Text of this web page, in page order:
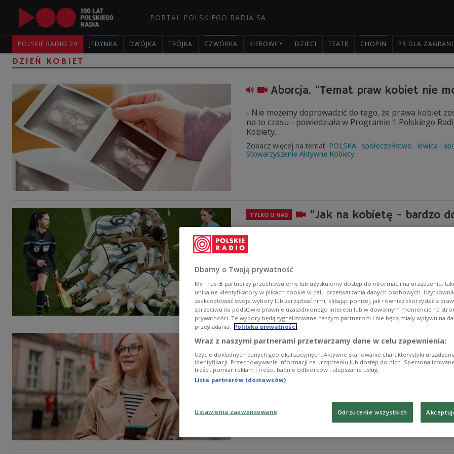
PORTAL POLSKIEGO RADIA SA
POLSKIE RADIO 24 JEDYNKA DWÓJKA TRÓJKA CZWÓRKA KIEROWCY DZIECI TEATR CHOPIN PR DLA
DZIEŃ KOBIET
Aborcja. "Temat praw kobiet nie
- Nie możemy doprowadzić do tego, że prawa kobiet
na to czasu - powiedziała w Programie 1 Polskiego
Kobiety.
Zobacz więcej na temat: POLSKA społeczeństwo lewica
Stowarzyszenie Aktywne Kobiety
TYLKO U NAS "Jak na kobietę - bardzo
Ponad dekadę temu Mike Newell, trener Luton Town,
piłkarskich boiskach kobiet. "Nie nadają się do
niekompetentnych sędziów, nie musimy jeszcze
najlepszych arbitrów świata Szymon Marciniak mówi:
Zobacz więcej na temat: Piłka nożna Szymon Marciniak
Internet, edukacja, kariera, rodzina.
Znamy wyniki badania ankietowego "Jakie są
tym, jak wzorce wychowania i edukacji oraz wpływ
Zobacz więcej na temat:
Dbamy o Twoją prywatność
My i nasi 5 partnerzy przechowujemy lub uzyskujemy dostęp do informacji na urządzeniu,
unikalne identyfikatory w plikach cookie w celu przetwarzania danych osobowych.
zaakceptować swoje wybory lub zarządzać nimi, klikając poniżej, jak również skorzystać z
sprzeciwu na podstawie prawnie uzasadnionego interesu lub w dowolnym momencie na
prywatności. Te wybory będą sygnalizowane naszym partnerom i nie będą miały wpływu na
przeglądania. Polityka prywatności
Wraz z naszymi partnerami przetwarzamy dane w celu zapewnienia:
Użycie dokładnych danych geolokalizacyjnych. Aktywne skanowanie charakterystyki
identyfikacji. Przechowywanie informacji na urządzeniu lub dostęp do nich.
treści, pomiar reklam i treści, badnie odbiorców i ulepszanie usług.
Lista partnerów (dostawców)
Ustawienia zaawansowane Odrzucenie wszystkich